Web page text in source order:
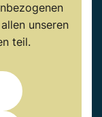
unseren
teil.